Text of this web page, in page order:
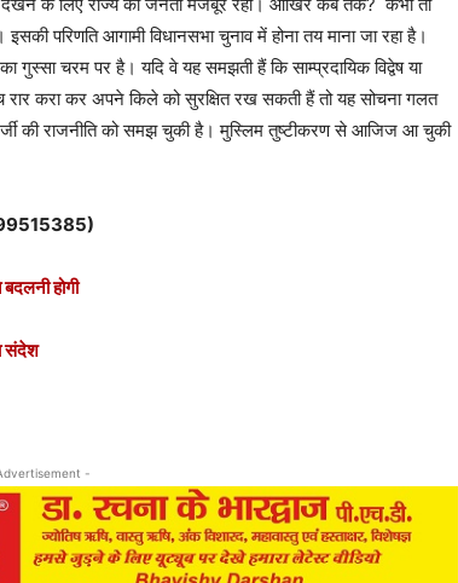
परिणति आगामी विधानसभा चुनाव में होना तय माना जा रहा है।
गुस्सा चरम पर है। यदि वे यह समझती हैं कि साम्प्रदायिक विद्वेष या
बीच रार करा कर अपने किले को सुरक्षित रख सकती हैं तो यह सोचना गलत
की राजनीति को समझ चुकी है। मुस्लिम तुष्टीकरण से आजिज आ चुकी
)
होगी
संदेश
-